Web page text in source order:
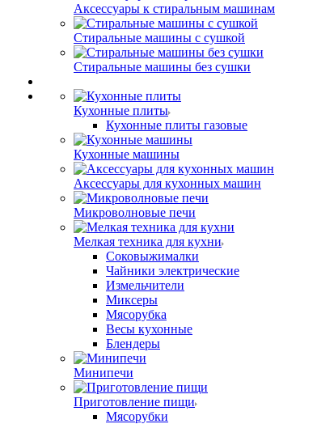
Аксессуары к стиральным машинам
Стиральные машины с сушкой
Стиральные машины без сушки
Кухонные плиты
Кухонные плиты газовые
Кухонные машины
Аксессуары для кухонных машин
Микроволновые печи
Мелкая техника для кухни
Соковыжималки
Чайники электрические
Измельчители
Миксеры
Мясорубка
Весы кухонные
Блендеры
Минипечи
Приготовление пищи
Мясорубки